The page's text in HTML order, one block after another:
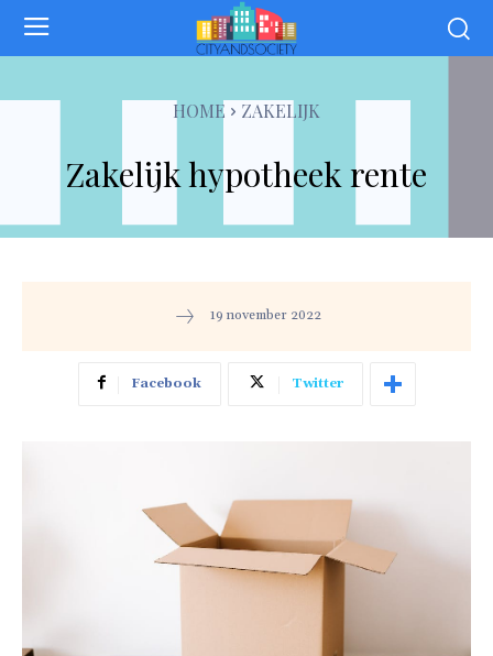
HOME ZAKELIJK
Zakelijk hypotheek rente
19 november 2022
Facebook Twitter